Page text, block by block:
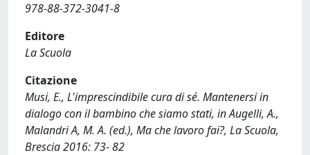
978-88-372-3041-8
Editore
La Scuola
Citazione
Musi, E., L'imprescindibile cura di sé. Mantenersi in
dialogo con il bambino che siamo stati, in Augelli, A.,
Malandri A, M. A. (ed.), Ma che lavoro fai?, La Scuola,
Brescia 2016: 73- 82